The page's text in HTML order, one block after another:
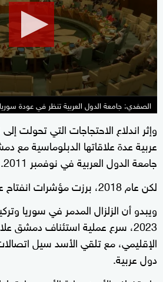
الصفدي: جامعة الدول العربية تنظر في عودة سوريا
وإثر اندلاع الاحتجاجات التي تحولت
عربية عدة علاقاتها الدبلوماسية مع
جامعة الدول العربية في نوفمبر 2011.
لكن عام 2018، برزت مؤشرات انفتاح عربي تجاه دمشق.
ويبدو أن الزلزال المدمر في سوريا
2023، سرع عملية استئناف دمشق
الإقليمي، مع تلقي الأسد سيل
دول عربية.